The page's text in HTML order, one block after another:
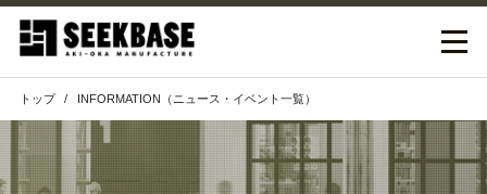
トップ INFORMATION（ニュース・イベント一覧）